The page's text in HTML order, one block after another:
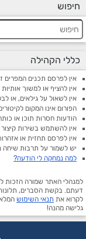
חיפוש
כללי הקהילה
אין לפרסם תכנים המפרים
אין להציף או למשוך אותיות
אין לשאול על גילאים, או
הפורום אינו המקום
הודעות חסרות תוכן או
אין להשתמש בשירות
אין לפרסם תחזית או
יש לשמור על תרבות שיחה
למה נמחקה לי הודעה?
למנהלי האתר שמורה הזכות
דעתם. בקשת הסברים,
לקרוא את תנאי השימוש
גלישה מהנה!